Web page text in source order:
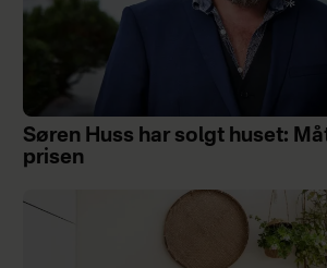
Søren Huss har solgt huset:
prisen